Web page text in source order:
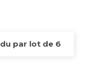
par lot de 6